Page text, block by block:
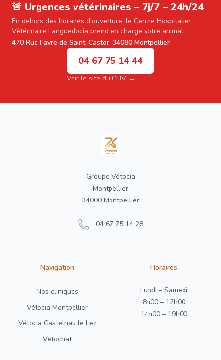
🚨 Urgences vétérinaires – 7j/7 – 24h/24
En dehors des horaires d'ouverture, le Centre Hospitalier
Vétérinaire Languedocia prend en charge votre animal.
470 Rue Favre de Saint-Castor, 34080 Montpellier
04 67 75 14 44
Voir le site du CHV →
Groupe Vétocia
Montpellier
34000 Montpellier
04 67 75 14 28
Navigation
Nos cliniques
Vétocia Montpellier
Vétocia Castelnau le Lez
Vetochat
Horaires
Lundi – Samedi
8h00 – 12h00
14h00 – 19h00